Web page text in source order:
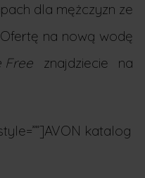
dla mężczyzn ze
na nową wodę
Free znajdziecie na
katalog